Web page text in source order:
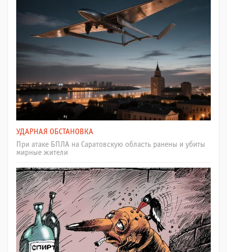
УДАРНАЯ ОБСТАНОВКА
При атаке БПЛА на Саратовскую область ранены и убиты
мирные жители